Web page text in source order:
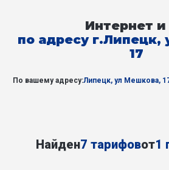
Интернет и
по адресу г.Липецк,
17
По вашему адресу:Липецк, ул Мешкова,
Найден7 тарифовот1